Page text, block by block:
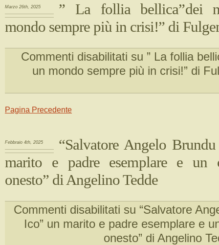
Marzo 26th, 2025
” La follia bellica”dei
mondo sempre più in crisi!” di
Commenti disabilitati su ” La follia
un mondo sempre più in crisi!” di
Pagina Precedente
Febbraio 4th, 2025
“Salvatore Angelo
marito e padre esemplare e un
onesto” di Angelino Tedde
Commenti disabilitati su “Salvatore
Ico” un marito e padre esemplare e
onesto” di Angelino